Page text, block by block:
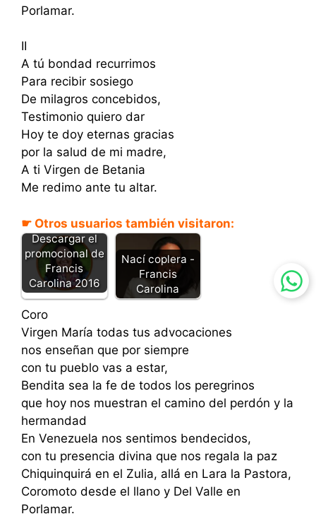
Porlamar.
II
A tú bondad recurrimos
Para recibir sosiego
De milagros concebidos,
Testimonio quiero dar
Hoy te doy eternas gracias
por la salud de mi madre,
A ti Virgen de Betania
Me redimo ante tu altar.
☛ Otros usuarios también visitaron:
Descargar el
promocional de
Francis
Carolina 2016
Nací coplera -
Francis
Carolina
Coro
Virgen María todas tus advocaciones
nos enseñan que por siempre
con tu pueblo vas a estar,
Bendita sea la fe de todos los peregrinos
que hoy nos muestran el camino del perdón y la
hermandad
En Venezuela nos sentimos bendecidos,
con tu presencia divina que nos regala la paz
Chiquinquirá en el Zulia, allá en Lara la Pastora,
Coromoto desde el llano y Del Valle en
Porlamar.